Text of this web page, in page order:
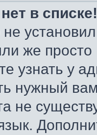
в списке!
же
узнать у
нужный
не